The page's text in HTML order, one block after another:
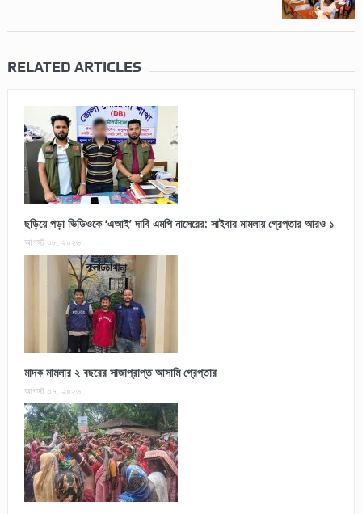
RELATED ARTICLES
ছড়িয়ে পড়া ভিডিওকে ‘এআই’ দাবি এমপি নাসেরের: সাইবার মামলায় গ্রেপ্তার আরও ১
আগস্ট ০৮, ২০২৬
মাদক মামলার ২ বছরের সাজাপ্রাপ্ত আসামি গ্রেপ্তার
আগস্ট ০৭, ২০২৬